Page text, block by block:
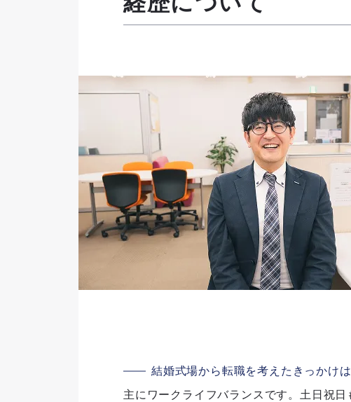
結婚式場から転職を考えたきっかけ
主にワークライフバランスです。土日祝